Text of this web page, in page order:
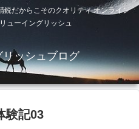
鋭だからこそのクオリティ オンライン
ューイングリッシュ
ッシュブログ
験記03